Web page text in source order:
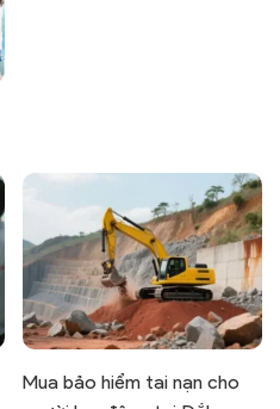
Mua bảo hiểm tai nạn cho